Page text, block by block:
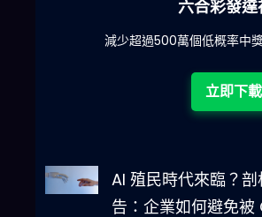
六合彩發
減少超過500萬個低概率中
立即下載
AI 殖民時代來臨？
告：企業如何避免